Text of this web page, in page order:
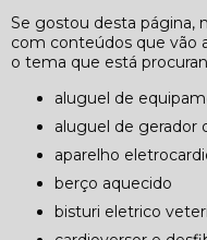
Se gostou desta página,
com conteúdos que vão
o tema que está
aluguel de
aluguel de gerador
aparelho
berço aquecido
bisturi eletrico